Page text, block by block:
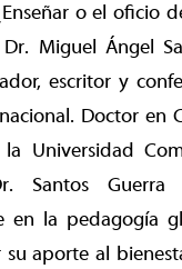
o el oficio
Miguel Ángel
escritor y
Doctor en
Universidad
Santos Guerra
en la pedagogía
aporte al